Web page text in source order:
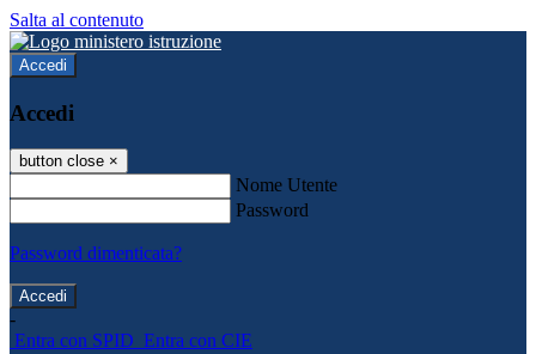
Salta al contenuto
Accedi
Accedi
button close ×
Nome Utente
Password
Password dimenticata?
-
Entra con SPID Entra con CIE